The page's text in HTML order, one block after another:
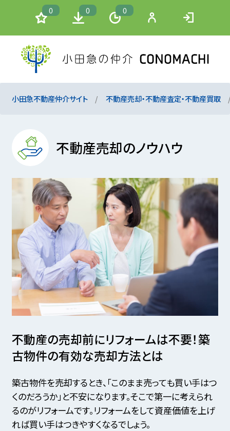
0 0 0
小田急不動産仲介サイト 不動産売却・不動産査定・不動産買取
不動産売却のノウハウ
不動産の売却前にリフォームは不要！築
古物件の有効な売却方法とは
築古物件を売却するとき、「このまま売っても買い手はつ
くのだろうか」と不安になります。そこで第一に考えられ
るのがリフォームです。リフォームをして資産価値を上げ
れば買い手はつきやすくなるでしょう。